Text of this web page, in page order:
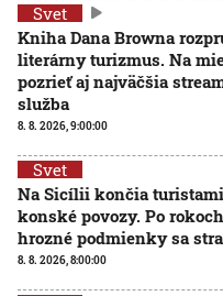
Svet
Kniha Dana Browna
literárny turizmus. Na
pozrieť aj najväčšia
služba
8. 8. 2026, 9:00:00
Svet
Na Sicílii končia
konské povozy. Po
hrozné podmienky sa
8. 8. 2026, 8:00:00